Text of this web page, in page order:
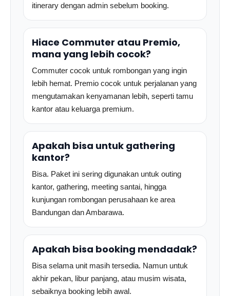
itinerary dengan admin sebelum booking.
Hiace Commuter atau Premio,
mana yang lebih cocok?
Commuter cocok untuk rombongan yang ingin
lebih hemat. Premio cocok untuk perjalanan yang
mengutamakan kenyamanan lebih, seperti tamu
kantor atau keluarga premium.
Apakah bisa untuk gathering
kantor?
Bisa. Paket ini sering digunakan untuk outing
kantor, gathering, meeting santai, hingga
kunjungan rombongan perusahaan ke area
Bandungan dan Ambarawa.
Apakah bisa booking mendadak?
Bisa selama unit masih tersedia. Namun untuk
akhir pekan, libur panjang, atau musim wisata,
sebaiknya booking lebih awal.